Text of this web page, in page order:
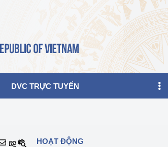
DVC TRỰC TUYẾN
HOẠT ĐỘNG